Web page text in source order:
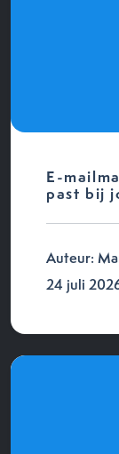
E-
past bij
Auteur:
24 juli